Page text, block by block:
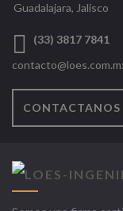
Guadalajara, Jalisco
(33) 3817 7841
CONTACTANOS